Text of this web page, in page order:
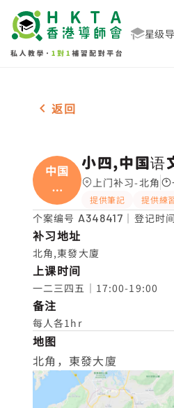
星级
男2名 小四,中国语文|中
返回
中国
语
文|
小四,中国语
上门补习-北角
提供筆記 提供練
个案编号 A348417 ｜登记时间
补习地址
北角,東發大廈
上课时间
一二三四五｜17:00-19:00
备注
每人各1hr
地图
北角，東發大廈